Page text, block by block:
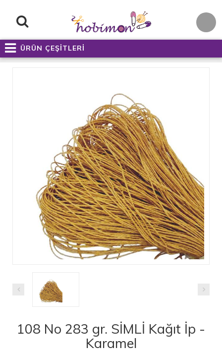
ÜRÜN ÇEŞİTLERİ
108 No 283 gr. SİMLİ Kağıt İp -
Karamel